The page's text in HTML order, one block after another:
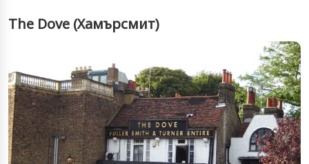
The Dove (Хамърсмит)